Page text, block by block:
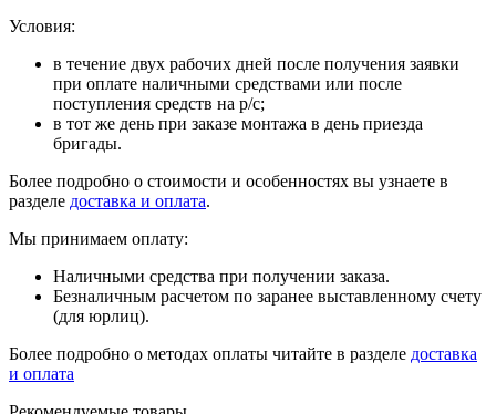
Условия:
в течение двух рабочих дней после получения заявки
при оплате наличными средствами или после
поступления средств на р/с;
в тот же день при заказе монтажа в день приезда
бригады.
Более подробно о стоимости и особенностях вы узнаете в
разделе доставка и оплата.
Мы принимаем оплату:
Наличными средства при получении заказа.
Безналичным расчетом по заранее выставленному счету
(для юрлиц).
Более подробно о методах оплаты читайте в разделе доставка
и оплата